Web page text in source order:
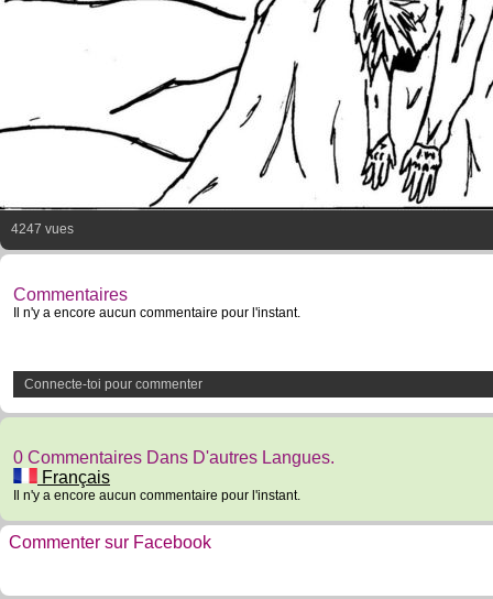
4247 vues
Commentaires
Il n'y a encore aucun commentaire pour l'instant.
Connecte-toi pour commenter
0 Commentaires Dans D'autres Langues.
Français
Il n'y a encore aucun commentaire pour l'instant.
Commenter sur Facebook